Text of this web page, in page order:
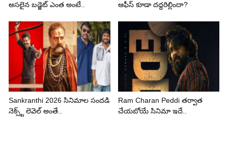
అసలైన బడ్జెట్ ఎంత అంటే..
ఆఫీస్ కూడా దద్దరిల్లిందా?
Sankranthi 2026 సినిమాల సందడి
నెక్స్ట్ లెవెల్ అంతే..
Ram Charan Peddi తర్వాత
చేయబోయే సినిమా ఇదే..